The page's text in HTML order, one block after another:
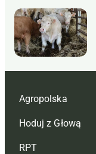
Agropolska
Redakcja
Reklama
Hoduj z Głową
RPT